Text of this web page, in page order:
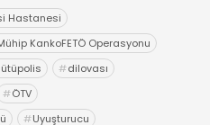
Hastanesi
KankoFETÖ Operasyonu
#dilovası
#ÖTV
#Uyuşturucu